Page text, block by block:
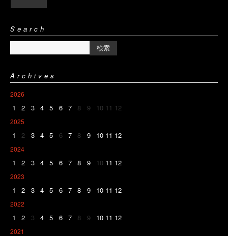
Search
Archives
2026
1 2 3 4 5 6 7 8 9 10 11 12
2025
1 2 3 4 5 6 7 8 9 10 11 12
2024
1 2 3 4 5 6 7 8 9 10 11 12
2023
1 2 3 4 5 6 7 8 9 10 11 12
2022
1 2 3 4 5 6 7 8 9 10 11 12
2021